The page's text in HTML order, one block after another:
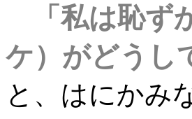
「私は恥
ケ）がどうし
と、はにかみ